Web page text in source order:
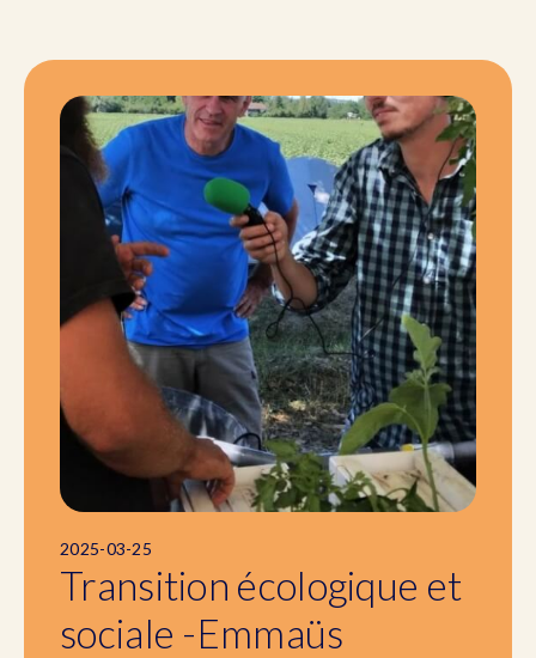
2025-03-25
Transition écologique et
sociale -Emmaüs